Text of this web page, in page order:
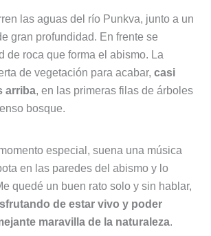
las aguas del río Punkva, junto a un
gran profundidad. En frente se
de roca que forma el abismo. La
de vegetación para acabar, casi
arriba, en las primeras filas de árboles
bosque.
especial, suena una música
en las paredes del abismo y lo
quedé un buen rato solo y sin hablar,
de estar vivo y poder
maravilla de la naturaleza.